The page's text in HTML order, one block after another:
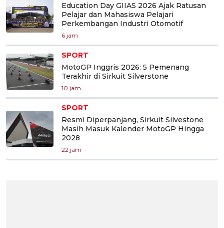
Education Day GIIAS 2026 Ajak Ratusan
Pelajar dan Mahasiswa Pelajari
Perkembangan Industri Otomotif
6 jam
SPORT
MotoGP Inggris 2026: 5 Pemenang
Terakhir di Sirkuit Silverstone
10 jam
SPORT
Resmi Diperpanjang, Sirkuit Silvestone
Masih Masuk Kalender MotoGP Hingga
2028
22 jam